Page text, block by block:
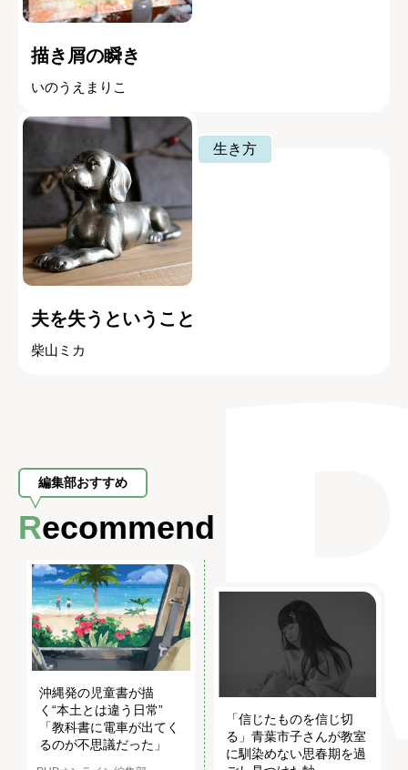
描き屑の瞬き
いのうえまりこ
生き方
夫を失うということ
柴山ミカ
編集部おすすめ
Recommend
沖縄発の児童書が描
く“本土とは違う日常”
「教科書に電車が出てく
るのが不思議だった」
「信じたものを信じ切
る」青葉市子さんが教室
に馴染めない思春期を過